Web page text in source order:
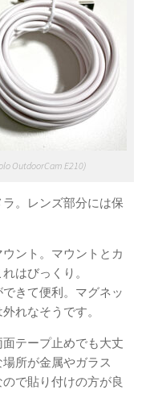
OutdoorCam E210)
。レンズ部分には保
ント。マウントとカ
はびっくり。
きて便利。マグネッ
れなそうです。
テープ止めでも大丈
所が金属やガラス
で貼り付けの方が良